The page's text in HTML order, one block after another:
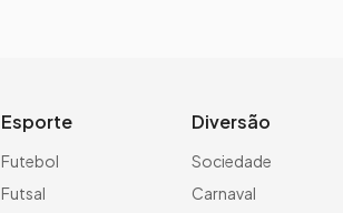
Esporte
Futebol
Futsal
Diversão
Sociedade
Carnaval